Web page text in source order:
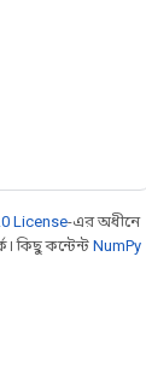
License-এর অধীনে
কিছু কন্টেন্টNumPy